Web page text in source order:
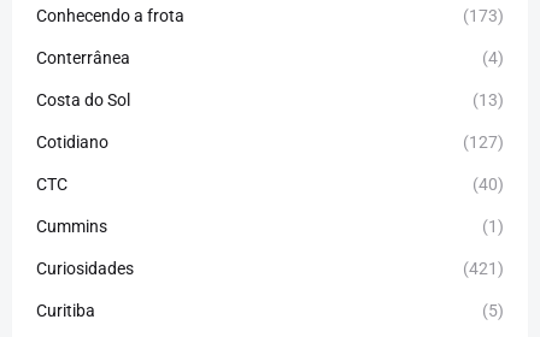
Conhecendo a frota (173)
Conterrânea (4)
Costa do Sol (13)
Cotidiano (127)
CTC (40)
Cummins (1)
Curiosidades (421)
Curitiba (5)